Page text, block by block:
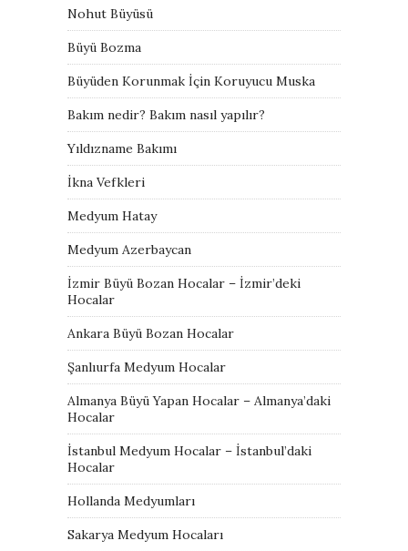
Nohut Büyüsü
Büyü Bozma
Büyüden Korunmak İçin Koruyucu Muska
Bakım nedir? Bakım nasıl yapılır?
Yıldızname Bakımı
İkna Vefkleri
Medyum Hatay
Medyum Azerbaycan
İzmir Büyü Bozan Hocalar – İzmir’deki
Hocalar
Ankara Büyü Bozan Hocalar
Şanlıurfa Medyum Hocalar
Almanya Büyü Yapan Hocalar – Almanya’daki
Hocalar
İstanbul Medyum Hocalar – İstanbul’daki
Hocalar
Hollanda Medyumları
Sakarya Medyum Hocaları